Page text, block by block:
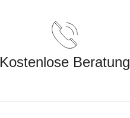
Kostenlose Beratung